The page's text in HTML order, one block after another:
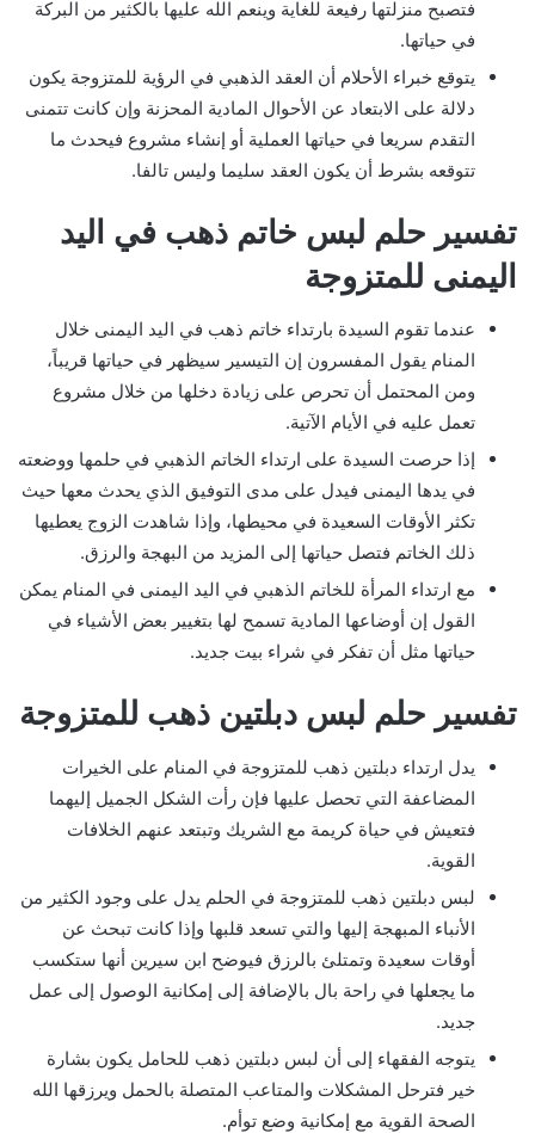
فتصبح منزلتها رفيعة للغاية وينعم الله عليها بالكثير من البركة
في حياتها.
يتوقع خبراء الأحلام أن العقد الذهبي في الرؤية للمتزوجة يكون
دلالة على الابتعاد عن الأحوال المادية المحزنة وإن كانت تتمنى
التقدم سريعا في حياتها العملية أو إنشاء مشروع فيحدث ما
تتوقعه بشرط أن يكون العقد سليما وليس تالفا.
تفسير حلم لبس خاتم ذهب في اليد
اليمنى للمتزوجة
عندما تقوم السيدة بارتداء خاتم ذهب في اليد اليمنى خلال
المنام يقول المفسرون إن التيسير سيظهر في حياتها قريباً،
ومن المحتمل أن تحرص على زيادة دخلها من خلال مشروع
تعمل عليه في الأيام الآتية.
إذا حرصت السيدة على ارتداء الخاتم الذهبي في حلمها ووضعته
في يدها اليمنى فيدل على مدى التوفيق الذي يحدث معها حيث
تكثر الأوقات السعيدة في محيطها، وإذا شاهدت الزوج يعطيها
ذلك الخاتم فتصل حياتها إلى المزيد من البهجة والرزق.
مع ارتداء المرأة للخاتم الذهبي في اليد اليمنى في المنام يمكن
القول إن أوضاعها المادية تسمح لها بتغيير بعض الأشياء في
حياتها مثل أن تفكر في شراء بيت جديد.
تفسير حلم لبس دبلتين ذهب للمتزوجة
يدل ارتداء دبلتين ذهب للمتزوجة في المنام على الخيرات
المضاعفة التي تحصل عليها فإن رأت الشكل الجميل إليهما
فتعيش في حياة كريمة مع الشريك وتبتعد عنهم الخلافات
القوية.
لبس دبلتين ذهب للمتزوجة في الحلم يدل على وجود الكثير من
الأنباء المبهجة إليها والتي تسعد قلبها وإذا كانت تبحث عن
أوقات سعيدة وتمتلئ بالرزق فيوضح ابن سيرين أنها ستكسب
ما يجعلها في راحة بال بالإضافة إلى إمكانية الوصول إلى عمل
جديد.
يتوجه الفقهاء إلى أن لبس دبلتين ذهب للحامل يكون بشارة
خير فترحل المشكلات والمتاعب المتصلة بالحمل ويرزقها الله
الصحة القوية مع إمكانية وضع توأم.